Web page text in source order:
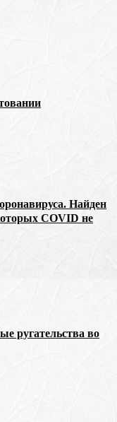
Найден
COVID не
ругательства во